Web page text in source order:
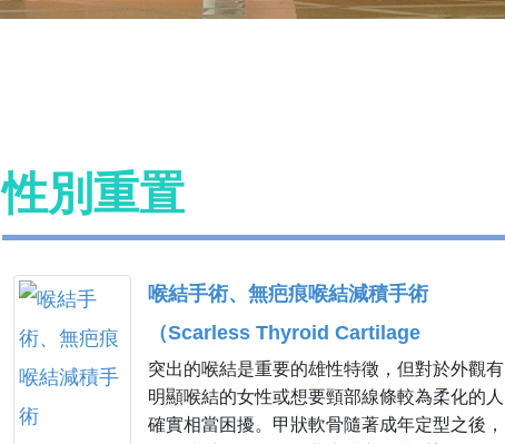
性別重置
喉結手術、無疤痕喉結減積手術
（Scarless Thyroid Cartilage
Reduction）
突出的喉結是重要的雄性特徵，但對於外觀有
明顯喉結的女性或想要頸部線條較為柔化的人
確實相當困擾。甲狀軟骨隨著成年定型之後，